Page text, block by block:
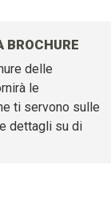
BROCHURE
delle
le
ti servono sulle
dettagli su di